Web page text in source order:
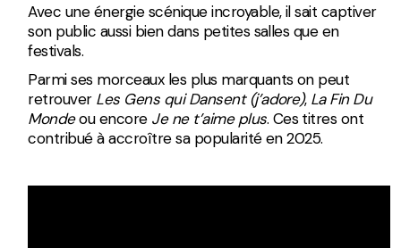
Avec une énergie scénique incroyable, il sait captiver
son public aussi bien dans petites salles que en
festivals.
Parmi ses morceaux les plus marquants on peut
retrouver Les Gens qui Dansent (j’adore), La Fin Du
Mondeou encore Je ne t’aime plus. Ces titres ont
contribué à accroître sa popularité en 2025.